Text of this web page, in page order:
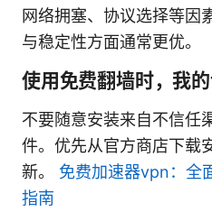
网络拥塞、协议选择等因
与稳定性方面通常更优。
使用免费翻墙时，我的
不要随意安装来自不信任
件。优先从官方商店下载
新。 免费加速器vpn：全
指南